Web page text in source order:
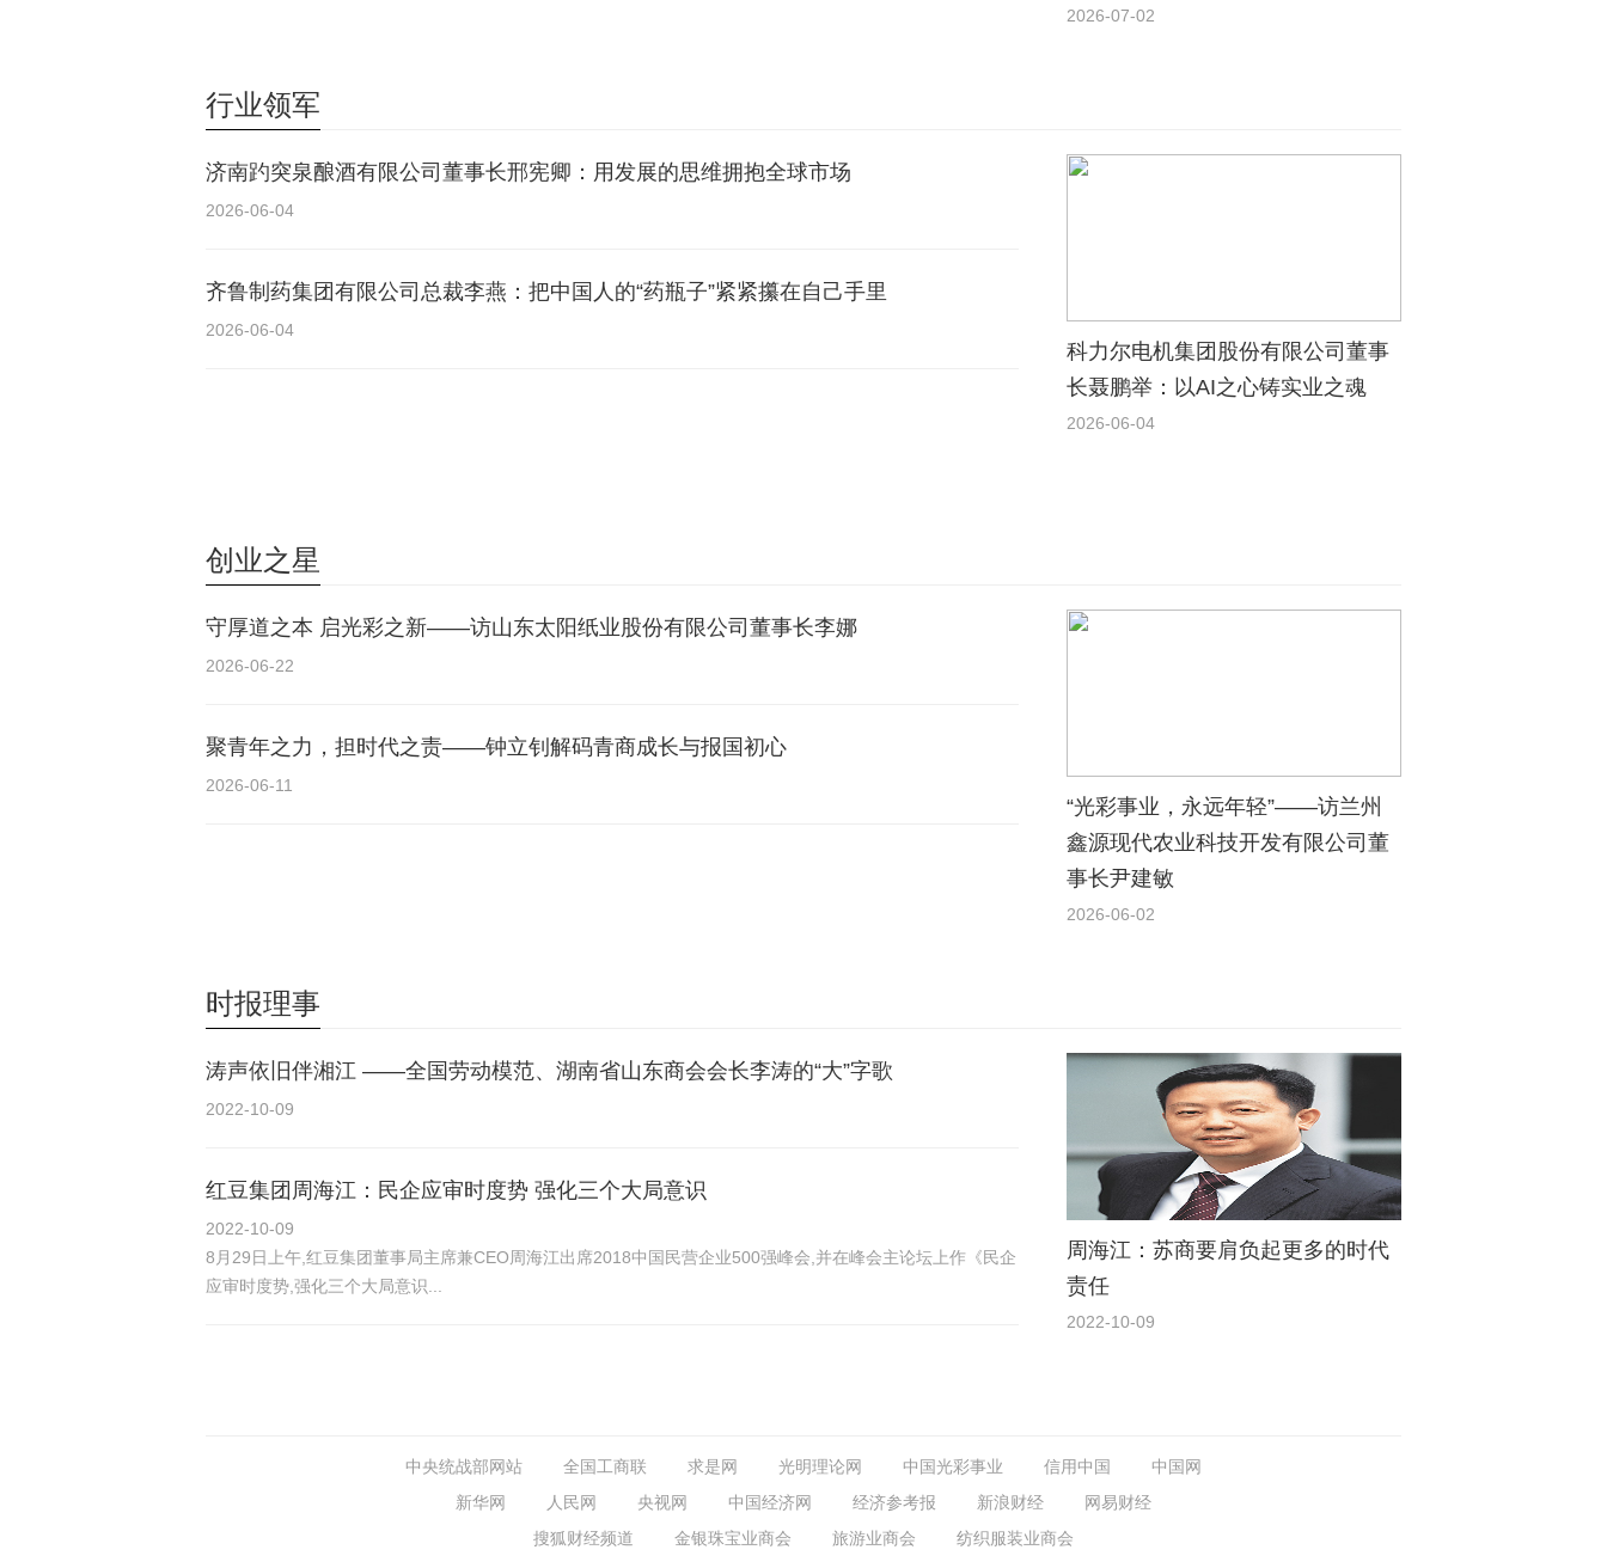
2026-07-02
行业领军
济南趵突泉酿酒有限公司董事长邢宪卿：用发展的思维拥抱全球市场
2026-06-04
齐鲁制药集团有限公司总裁李燕：把中国人的“药瓶子”紧紧攥在自己手里
2026-06-04
科力尔电机集团股份有限公司董事
长聂鹏举：以AI之心铸实业之魂
2026-06-04
创业之星
守厚道之本 启光彩之新——访山东太阳纸业股份有限公司董事长李娜
2026-06-22
聚青年之力，担时代之责——钟立钊解码青商成长与报国初心
2026-06-11
“光彩事业，永远年轻”——访兰州
鑫源现代农业科技开发有限公司董
事长尹建敏
2026-06-02
时报理事
涛声依旧伴湘江 ——全国劳动模范、湖南省山东商会会长李涛的“大”字歌
2022-10-09
红豆集团周海江：民企应审时度势 强化三个大局意识
2022-10-09
8月29日上午,红豆集团董事局主席兼CEO周海江出席2018中国民营企业500强峰会,并在峰会主论坛上作《民企
应审时度势,强化三个大局意识...
周海江：苏商要肩负起更多的时代
责任
2022-10-09
中央统战部网站 全国工商联 求是网 光明理论网 中国光彩事业 信用中国
中国网
新华网
人民网 央视网 中国经济网 经济参考报 新浪财经
网易财经
搜狐财经频道
金银珠宝业商会 旅游业商会 纺织服装业商会